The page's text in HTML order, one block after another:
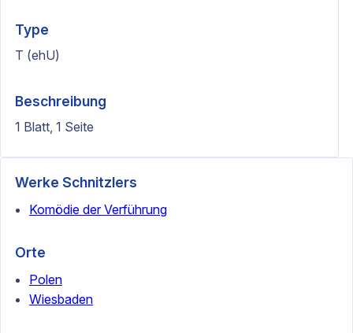
Type
T (ehU)
Beschreibung
1 Blatt, 1 Seite
Werke Schnitzlers
Komödie der Verführung
Orte
Polen
Wiesbaden